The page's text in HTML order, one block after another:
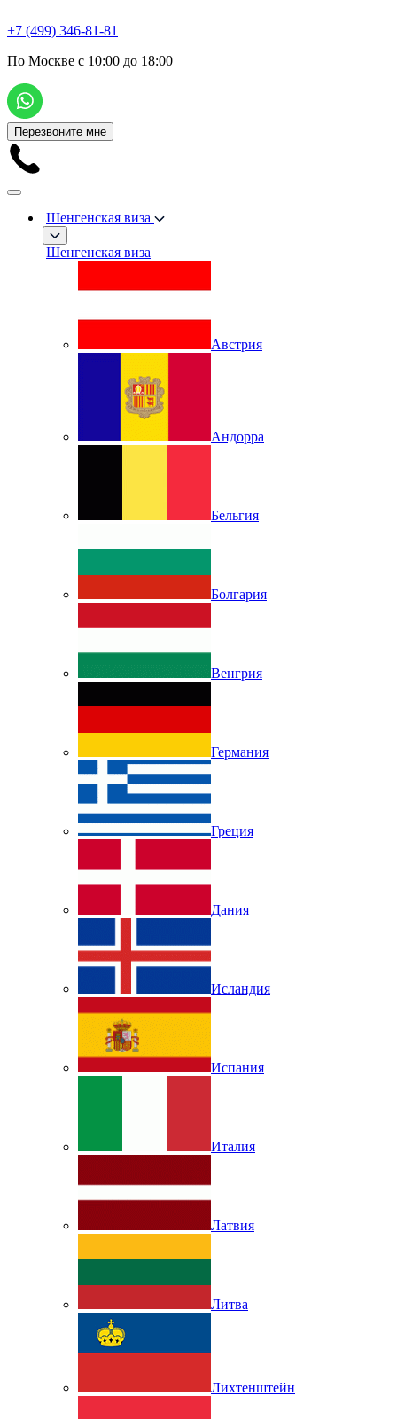
+7 (499) 346-81-81
По Москве с 10:00 до 18:00
Перезвоните мне
Шенгенская виза
Шенгенская виза
Австрия
Андорра
Бельгия
Болгария
Венгрия
Германия
Греция
Дания
Исландия
Испания
Италия
Латвия
Литва
Лихтенштейн